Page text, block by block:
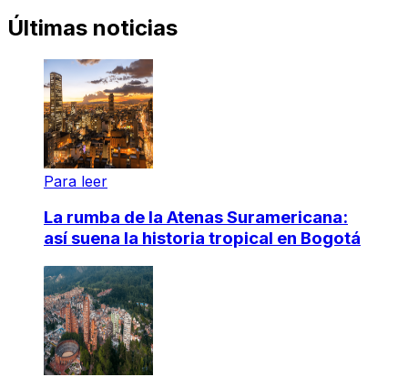
Últimas noticias
Para leer
La rumba de la Atenas Suramericana:
así suena la historia tropical en Bogotá